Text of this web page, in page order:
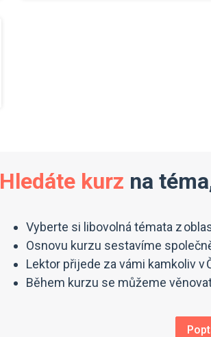
Hledáte kurz na
Vyberte si libovolná témata z
Osnovu kurzu sestavíme
Lektor přijede za vámi kamkoliv v
Během kurzu se můžeme